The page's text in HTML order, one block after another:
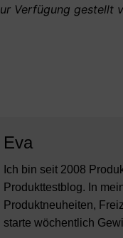
Verfügung gestellt
Eva
Ich bin seit 2008
Produkttestblog. In
Produktneuheiten,
starte wöchentlich